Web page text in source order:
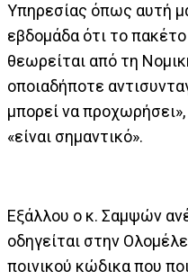
Υπηρεσίας όπως αυτή
εβδομάδα ότι το
θεωρείται από τη
οποιαδήποτε
μπορεί να
«είναι σημαντικό».
Εξάλλου ο κ. Σαμψών
οδηγείται στην
ποινικού κώδικα που